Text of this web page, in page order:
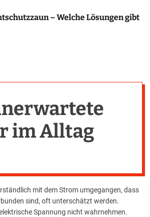
– Welche Lösungen gibt
im Alltag
mit dem Strom umgegangen, dass
sind, oft unterschätzt werden.
Spannung nicht wahrnehmen.